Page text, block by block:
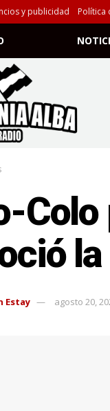
y publicidad Política
Colo
Estay agosto 20,